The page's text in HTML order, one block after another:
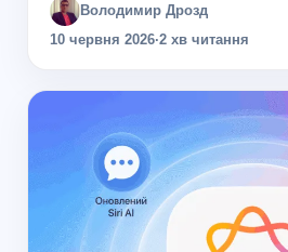
За словами розробників, це
Володимир Дрозд
10 червня 2026·2 хв читання